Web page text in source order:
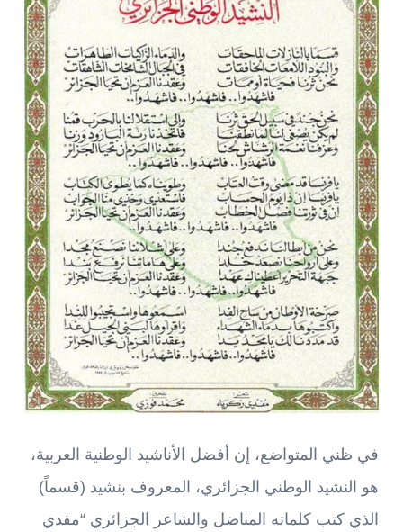
في ظني المتواضع، إن أفضل الأناشيد الوطنية العربية،
هو النشيد الوطني الجزائري، المعروف بنشيد (قسماً)
الذي كتب كلماته المناضل والشاعر الجزائري “مفدي